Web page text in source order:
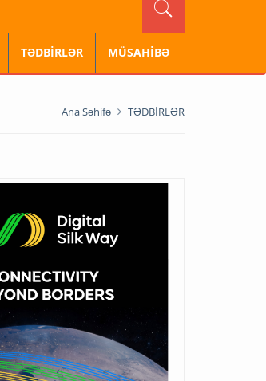
TƏDBİRLƏR MÜSAHİBƏ
Ana Səhifə TƏDBİRLƏR